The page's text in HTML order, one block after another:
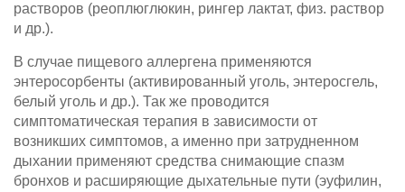
растворов (реоплюглюкин, рингер лактат, физ. раствор
и др.).
В случае пищевого аллергена применяются
энтеросорбенты (активированный уголь, энтеросгель,
белый уголь и др.). Так же проводится
симптоматическая терапия в зависимости от
возникших симптомов, а именно при затрудненном
дыхании применяют средства снимающие спазм
бронхов и расширяющие дыхательные пути (эуфилин,